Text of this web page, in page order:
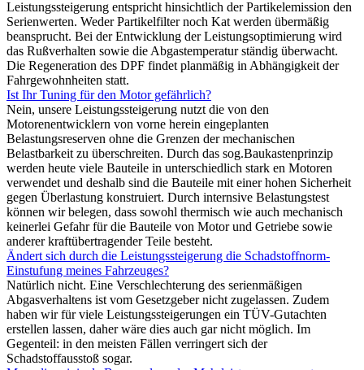
Leistungssteigerung entspricht hinsichtlich der Partikelemission den
Serienwerten. Weder Partikelfilter noch Kat werden übermäßig
beansprucht. Bei der Entwicklung der Leistungsoptimierung wird
das Rußverhalten sowie die Abgastemperatur ständig überwacht.
Die Regeneration des DPF findet planmäßig in Abhängigkeit der
Fahrgewohnheiten statt.
Ist Ihr Tuning für den Motor gefährlich?
Nein, unsere Leistungssteigerung nutzt die von den
Motorenentwicklern von vorne herein eingeplanten
Belastungsreserven ohne die Grenzen der mechanischen
Belastbarkeit zu überschreiten. Durch das sog.Baukastenprinzip
werden heute viele Bauteile in unterschiedlich stark en Motoren
verwendet und deshalb sind die Bauteile mit einer hohen Sicherheit
gegen Überlastung konstruiert. Durch internsive Belastungstest
können wir belegen, dass sowohl thermisch wie auch mechanisch
keinerlei Gefahr für die Bauteile von Motor und Getriebe sowie
anderer kraftübertragender Teile besteht.
Ändert sich durch die Leistungssteigerung die Schadstoffnorm-
Einstufung meines Fahrzeuges?
Natürlich nicht. Eine Verschlechterung des serienmäßigen
Abgasverhaltens ist vom Gesetzgeber nicht zugelassen. Zudem
haben wir für viele Leistungssteigerungen ein TÜV-Gutachten
erstellen lassen, daher wäre dies auch gar nicht möglich. Im
Gegenteil: in den meisten Fällen verringert sich der
Schadstoffausstoß sogar.